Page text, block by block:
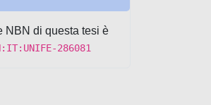
NBN di questa tesi è
286081